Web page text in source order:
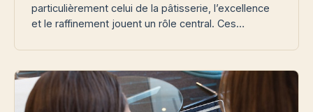
particulièrement celui de la pâtisserie, l’excellence
et le raffinement jouent un rôle central. Ces…